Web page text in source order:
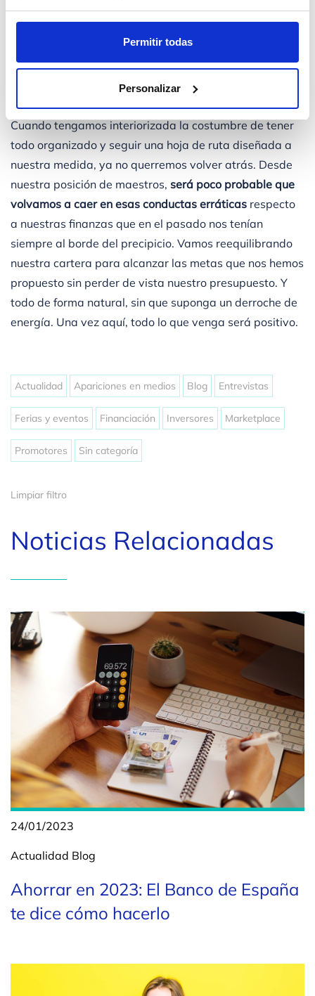
Permitir todas
Personalizar
nuestras deudas cubiertas, sino de recibir beneficios
Todo esfuerzo tienen su recompensa, y
de conciencia financiera es el premio a nuestro tesón.
Cuando tengamos interiorizada la costumbre de tener
todo organizado y seguir una hoja de ruta diseñada a
nuestra medida, ya no querremos volver atrás. Desde
nuestra posición de maestros, será poco probable que
volvamos a caer en esas conductas erráticas respecto
a nuestras finanzas que en el pasado nos tenían
siempre al borde del precipicio. Vamos reequilibrando
nuestra cartera para alcanzar las metas que nos hemos
propuesto sin perder de vista nuestro presupuesto. Y
todo de forma natural, sin que suponga un derroche de
energía. Una vez aquí, todo lo que venga será positivo.
Actualidad Apariciones en medios Blog Entrevistas
Ferias y eventos Financiación Inversores Marketplace
Promotores Sin categoría
Limpiar filtro
Noticias Relacionadas
24/01/2023
Actualidad Blog
Ahorrar en 2023: El Banco de España
te dice cómo hacerlo